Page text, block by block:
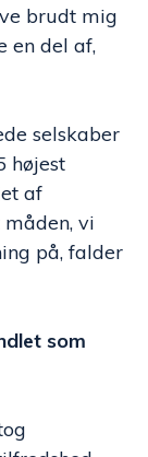
brudt mig
en del af,
selskaber
højest
af
vi
på, falder
som